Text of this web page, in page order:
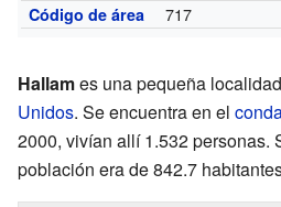
Código de área 717
Hallames una pequeña
Unidos. Se encuentra en el
2000, vivían allí 1.532 personas.
población era de 842.7